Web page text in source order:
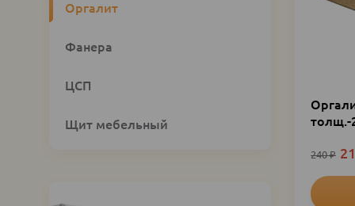
Оргалит
Фанера
ЦСП
Щит мебельный
толщ.-
240 ₽